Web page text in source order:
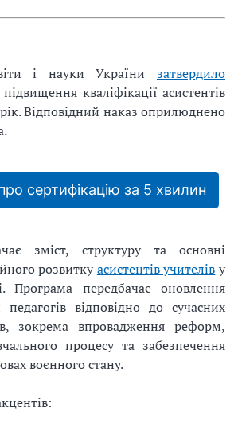
і науки України затвердило
кваліфікації асистентів
Відповідний наказ оприлюднено
сертифікацію за 5 хвилин
зміст, структуру та основні
розвиткуасистентів учителів у
Програма передбачає оновлення
педагогів відповідно до сучасних
зокрема впровадження реформ,
процесу та забезпечення
воєнного стану.